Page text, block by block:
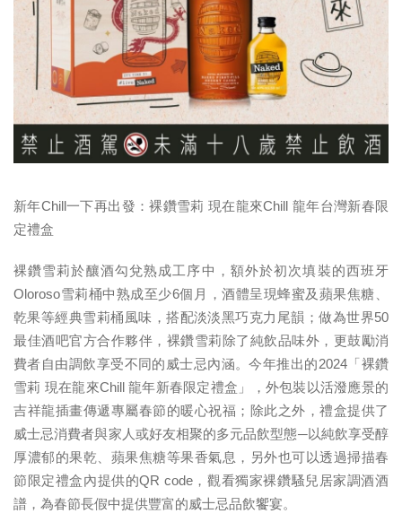
新年Chill一下再出發：裸鑽雪莉 現在龍來Chill 龍年台灣新春限
定禮盒
裸鑽雪莉於釀酒勾兌熟成工序中，額外於初次填裝的西班牙
Oloroso雪莉桶中熟成至少6個月，酒體呈現蜂蜜及蘋果焦糖、
乾果等經典雪莉桶風味，搭配淡淡黑巧克力尾韻；做為世界50
最佳酒吧官方合作夥伴，裸鑽雪莉除了純飲品味外，更鼓勵消
費者自由調飲享受不同的威士忌內涵。今年推出的2024「裸鑽
雪莉 現在龍來Chill 龍年新春限定禮盒」，外包裝以活潑應景的
吉祥龍插畫傳遞專屬春節的暖心祝福；除此之外，禮盒提供了
威士忌消費者與家人或好友相聚的多元品飲型態─以純飲享受醇
厚濃郁的果乾、蘋果焦糖等果香氣息，另外也可以透過掃描春
節限定禮盒內提供的QR code，觀看獨家裸鑽騷兒居家調酒酒
譜，為春節長假中提供豐富的威士忌品飲饗宴。